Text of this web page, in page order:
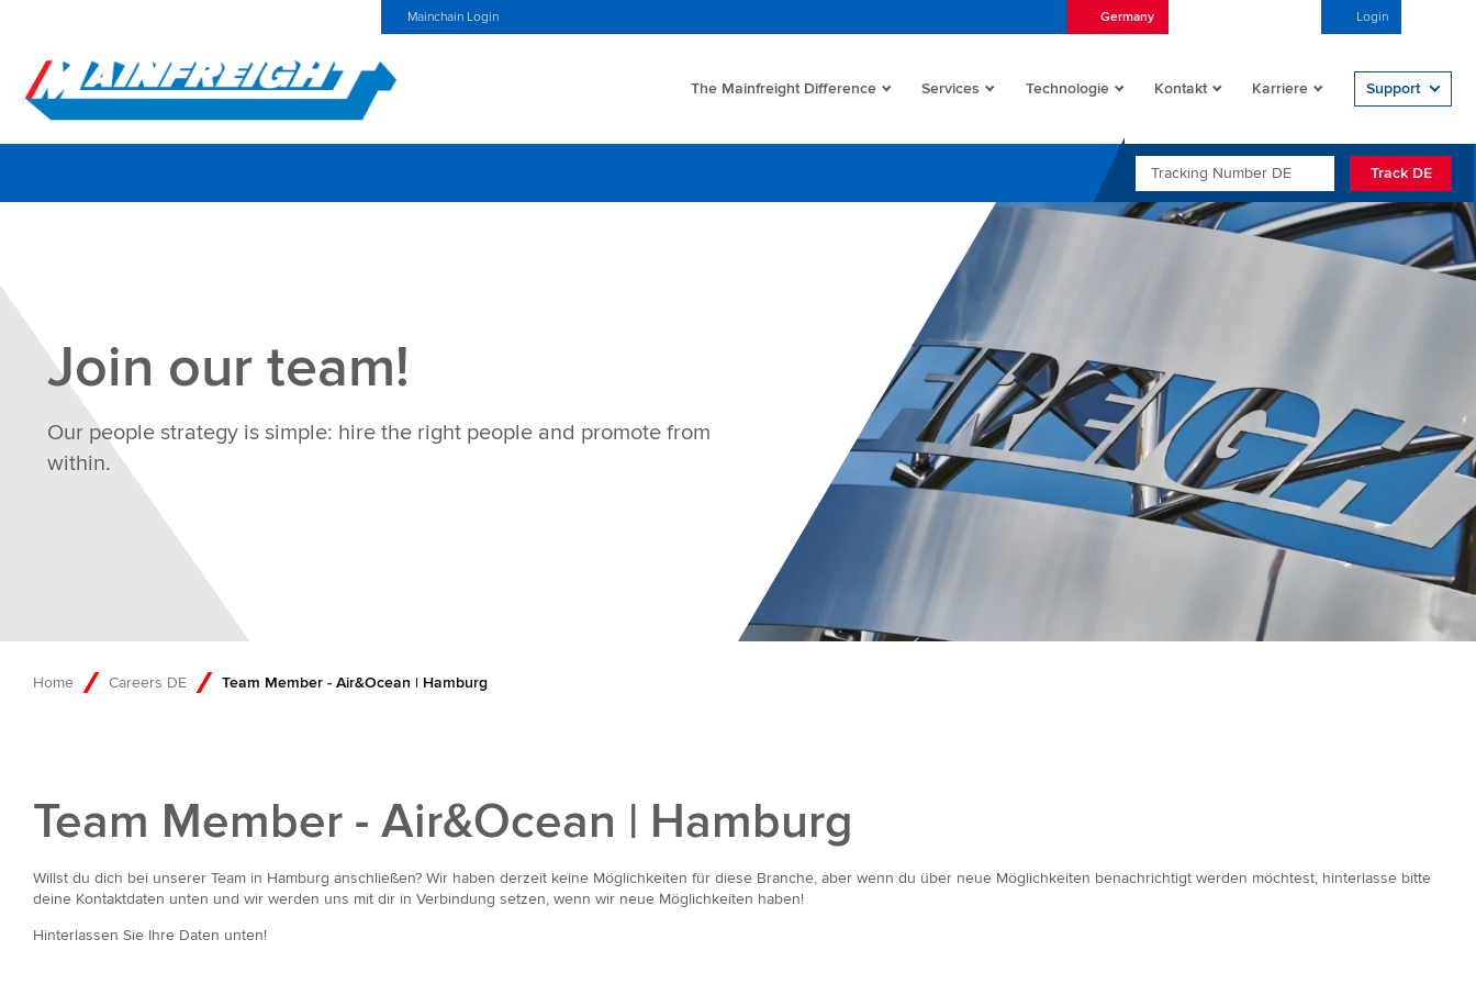
Mainchain Login Germany Login
Go to Home
The Mainfreight Difference Services Technologie Kontakt Karriere Support
TRACKING NUMBER DE
Track DE
Join our team!
Our people strategy is simple: hire the right people and promote from
within.
Home Careers DE Team Member - Air&Ocean | Hamburg
Team Member - Air&Ocean | Hamburg
Willst du dich bei unserer Team in Hamburg anschließen? Wir haben derzeit keine Möglichkeiten für diese Branche, aber wenn du über neue Möglichkeiten benachrichtigt werden möchtest, hinterlasse bitte
deine Kontaktdaten unten und wir werden uns mit dir in Verbindung setzen, wenn wir neue Möglichkeiten haben!
Hinterlassen Sie Ihre Daten unten!